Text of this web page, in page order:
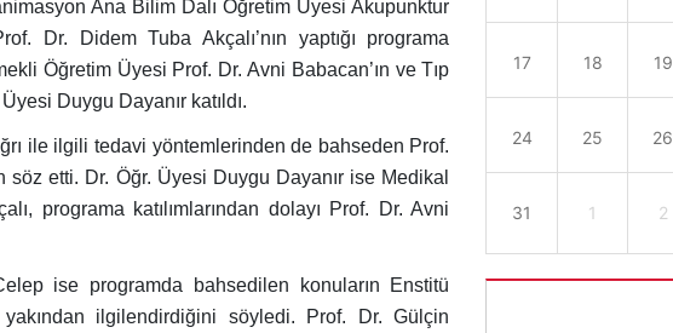
Ana Bilim Dalı Öğretim Üyesi Akupunktur
Dr. Didem Tuba Akçalı’nın yaptığı programa
Öğretim Üyesi Prof. Dr. Avni Babacan’ın ve Tıp
Duygu Dayanır katıldı.
ile ilgili tedavi yöntemlerinden de bahseden Prof.
söz etti. Dr. Öğr. Üyesi Duygu Dayanır ise Medikal
programa katılımlarından dolayı Prof. Dr. Avni
ise programda bahsedilen konuların Enstitü
ilgilendirdiğini söyledi. Prof. Dr. Gülçin
17 18 19
24 25 26
31 1 2